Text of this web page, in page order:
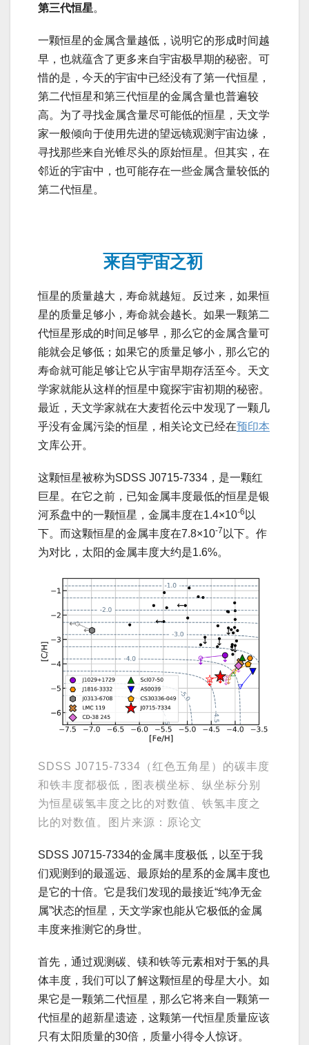
第三代恒星。
一颗恒星的金属含量越低，说明它的形成时间越
早，也就蕴含了更多来自宇宙极早期的秘密。可
惜的是，今天的宇宙中已经没有了第一代恒星，
第二代恒星和第三代恒星的金属含量也普遍较
高。为了寻找金属含量尽可能低的恒星，天文学
家一般倾向于使用先进的望远镜观测宇宙边缘，
寻找那些来自光锥尽头的原始恒星。但其实，在
邻近的宇宙中，也可能存在一些金属含量较低的
第二代恒星。
来自宇宙之初
恒星的质量越大，寿命就越短。反过来，如果恒
星的质量足够小，寿命就会越长。如果一颗第二
代恒星形成的时间足够早，那么它的金属含量可
能就会足够低；如果它的质量足够小，那么它的
寿命就可能足够让它从宇宙早期存活至今。天文
学家就能从这样的恒星中窥探宇宙初期的秘密。
最近，天文学家就在大麦哲伦云中发现了一颗几
乎没有金属污染的恒星，相关论文已经在预印本
文库公开。
这颗恒星被称为SDSS J0715-7334，是一颗红
巨星。在它之前，已知金属丰度最低的恒星是银
河系盘中的一颗恒星，金属丰度在1.4×10-6 以
下。而这颗恒星的金属丰度在7.8×10-7 以下。作
为对比，太阳的金属丰度大约是1.6%。
SDSS J0715-7334（红色五角星）的碳丰度
和铁丰度都极低，图表横坐标、纵坐标分别
为恒星碳氢丰度之比的对数值、铁氢丰度之
比的对数值。图片来源：原论文
SDSS J0715-7334的金属丰度极低，以至于我
们观测到的最遥远、最原始的星系的金属丰度也
是它的十倍。它是我们发现的最接近“纯净无金
属”状态的恒星，天文学家也能从它极低的金属
丰度来推测它的身世。
首先，通过观测碳、镁和铁等元素相对于氢的具
体丰度，我们可以了解这颗恒星的母星大小。如
果它是一颗第二代恒星，那么它将来自一颗第一
代恒星的超新星遗迹，这颗第一代恒星质量应该
只有太阳质量的30倍，质量小得令人惊讶。